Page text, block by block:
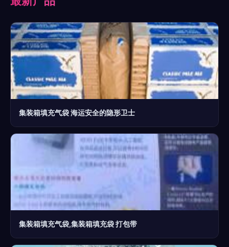
集装箱填充气袋 海运安全的隐形卫士
集装箱填充气袋,集装箱填充袋 打包带